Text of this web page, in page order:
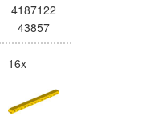
4187122
43857
16x